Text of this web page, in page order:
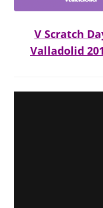
V Scratch
Valladolid